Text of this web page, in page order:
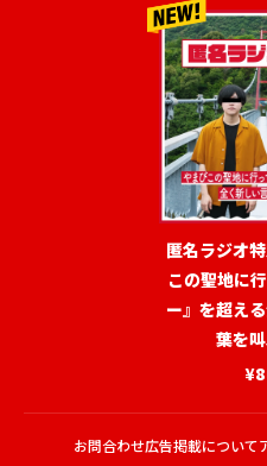
匿名ラジオ
この聖地に
ー』を超え
葉を叫
お問合わせ広告掲載について